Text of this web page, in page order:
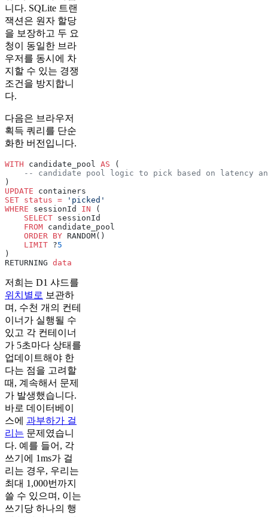
니다. SQLite 트랜
잭션은 원자 할당
을 보장하고 두 요
청이 동일한 브라
우저를 동시에 차
지할 수 있는 경쟁
조건을 방지합니
다.
다음은 브라우저
획득 쿼리를 단순
화한 버전입니다.
WITH candidate_pool AS (
-- candidate pool logic to pick based on latency
)
UPDATE containers
SET status = 'picked'
WHERE sessionId IN (
    SELECT
sessionId
    FROM
candidate_pool
    ORDER BY
RANDOM()
    LIMIT
?5
)
RETURNING data
저희는 D1 샤드를
위치별로 보관하
며, 수천 개의 컨테
이너가 실행될 수
있고 각 컨테이너
가 5초마다 상태를
업데이트해야 한
다는 점을 고려할
때, 계속해서 문제
가 발생했습니다.
바로 데이터베이
스에 과부하가 걸
리는 문제였습니
다. 예를 들어, 각
쓰기에 1ms가 걸
리는 경우, 우리는
최대 1,000번까지
쓸 수 있으며, 이는
쓰기당 하나의 행